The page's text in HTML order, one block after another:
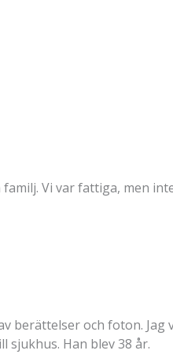
Vi var fattiga, men
berättelser och foton. Jag
sjukhus. Han blev 38 år.